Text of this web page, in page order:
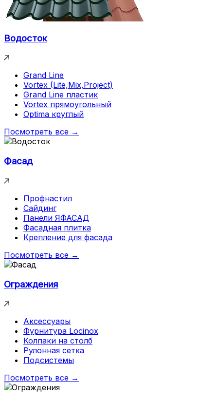
Водосток
Grand Line
Vortex (Lite,Mix,Project)
Grand Line пластик
Vortex прямоугольный
Optima круглый
Посмотреть все →
Фасад
Профнастил
Сайдинг
Панели ЯФАСАД
Фасадная плитка
Крепление для фасада
Посмотреть все →
Ограждения
Аксессуары
Фурнитура Locinox
Колпаки на столб
Рулонная сетка
Подсистемы
Посмотреть все →